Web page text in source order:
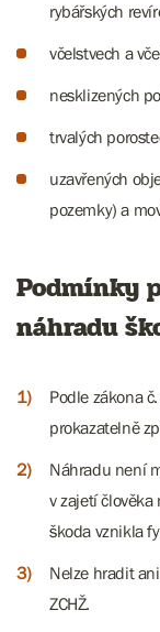
rybářských
včelstvech a
nesklizených
trvalých
uzavřených
pozemky) a
Podmínky
náhradu
Podle zákona
prokazatelně
Náhradu není
v zajetí
škoda vznikla
Nelze hradit
ZCHŽ.